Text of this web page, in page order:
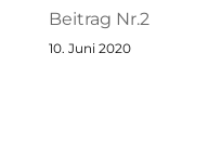
Beitrag Nr.2
10. Juni 2020